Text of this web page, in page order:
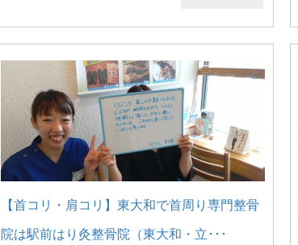
【首コリ・肩コリ】東大和で首周り専門整骨
院は駅前はり灸整骨院（東大和・立･･･